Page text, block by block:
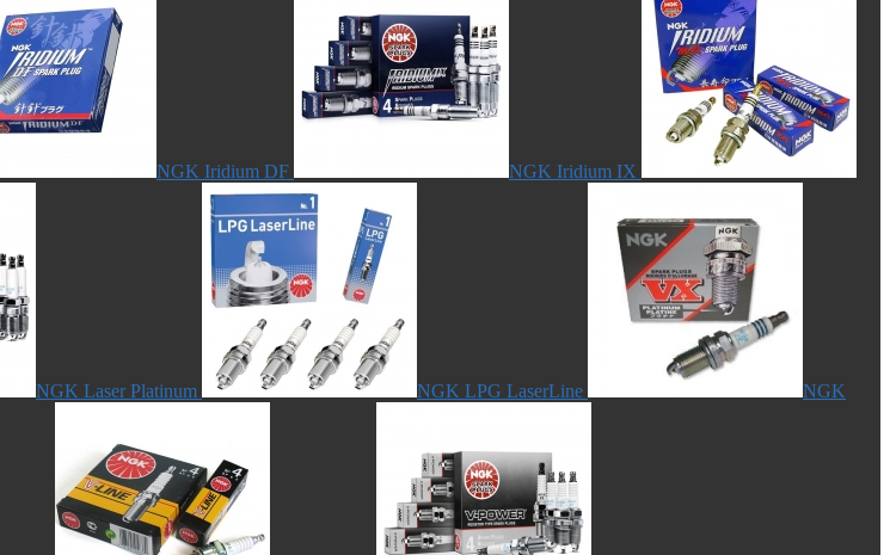
NGK Iridium DF NGK Iridium IX
NGK Laser Platinum NGK LPG LaserLine NGK